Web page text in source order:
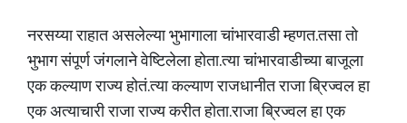
नरसय्या राहात असलेल्या भुभागाला चांभारवाडी म्हणत.तसा तो
भुभाग संपूर्ण जंगलाने वेष्टिलेला होता.त्या चांभारवाडीच्या बाजूला
एक कल्याण राज्य होतं.त्या कल्याण राजधानीत राजा ब्रिज्वल हा
एक अत्याचारी राजा राज्य करीत होता.राजा ब्रिज्वल हा एक